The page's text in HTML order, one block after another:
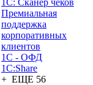
1С: Сканер чеков
Премиальная
поддержка
корпоративных
клиентов
1С - ОФД
1С:Share
+ ЕЩЕ 56